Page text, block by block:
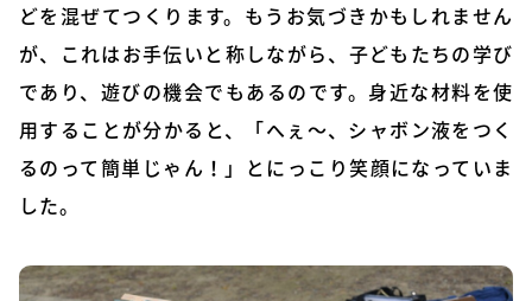
どを混ぜてつくります。もうお気づきかもしれません
が、これはお手伝いと称しながら、子どもたちの学び
であり、遊びの機会でもあるのです。身近な材料を使
用することが分かると、「へぇ～、シャボン液をつく
るのって簡単じゃん！」とにっこり笑顔になっていま
した。